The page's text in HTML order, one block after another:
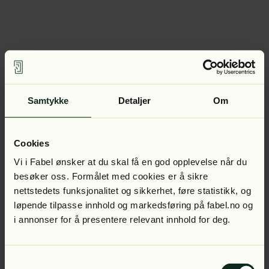
Samtykke Detaljer Om
Cookies
Vi i Fabel ønsker at du skal få en god opplevelse når du
besøker oss. Formålet med cookies er å sikre
nettstedets funksjonalitet og sikkerhet, føre statistikk, og
løpende tilpasse innhold og markedsføring på fabel.no og
i annonser for å presentere relevant innhold for deg.